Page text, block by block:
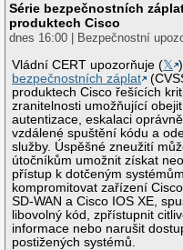
Série bezpečnostních
produktech Cisco
dnes 16:00 | Bezpečnostní
Vládní CERT upozorňuje (𝕏
bezpečnostních záplat
produktech Cisco řešících
zranitelnosti umožňující
autentizace, eskalaci
vzdálené spuštění kódu a
služby. Úspěšné zneužití
útočníkům umožnit získat
přístup k dotčeným systémům,
kompromitovat zařízení
SD-WAN a Cisco IOS XE,
libovolný kód, zpřístupnit
informace nebo narušit
postižených systémů.